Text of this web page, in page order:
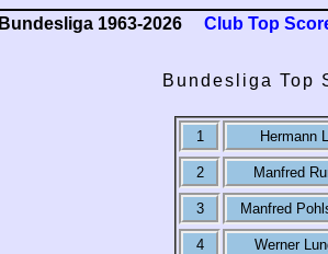
Bundesliga 1963-2026 Club Top
Bundesliga Top
1 Hermann
2 Manfred
3 Manfred
4 Werner